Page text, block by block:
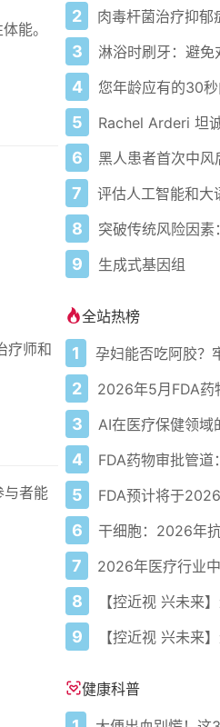
能。
疗师和
与者能
2
3 淋浴时刷牙：避
4
5
6
7
8
9 生成式基因组
全站热榜
1 孕妇能否吃阿胶？
2 2026年5月FDA药
3
4
5
6 干细胞：2026年
7
8
9
健康科普